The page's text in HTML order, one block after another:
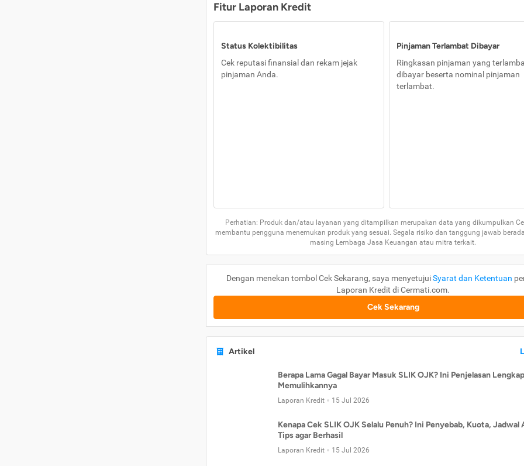
Fitur Laporan Kredit
Status Kolektibilitas
Cek reputasi finansial dan rekam jejak
pinjaman Anda.
Pinjaman Terlambat Dibayar
Ringkasan pinjaman yang
dibayar beserta nominal pinjaman
terlambat.
Perhatian: Produk dan/atau layanan yang ditampilkan merupakan data yang dikumpulkan
membantu pengguna menemukan produk yang sesuai. Segala risiko dan tanggung jawab
masing Lembaga Jasa Keuangan atau mitra terkait.
Dengan menekan tombol Cek Sekarang, saya menyetujuiSyarat dan Ketentuan
Laporan Kredit di Cermati.com.
Cek Sekarang
Artikel
Berapa Lama Gagal Bayar Masuk SLIK OJK? Ini Penjelasan
Memulihkannya
Laporan Kredit 15 Jul 2026
Kenapa Cek SLIK OJK Selalu Penuh? Ini Penyebab, Kuota, Jadwal
Tips agar Berhasil
Laporan Kredit 15 Jul 2026